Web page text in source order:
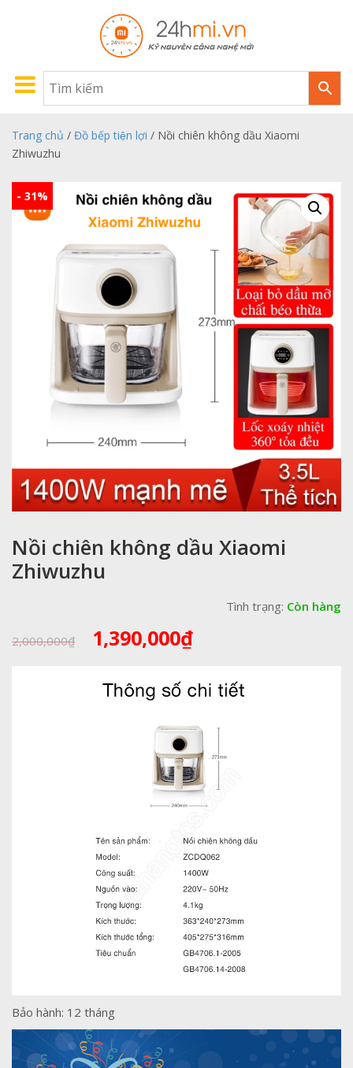
Trang chủ / Đồ bếp tiện lợi / Nồi chiên không dầu Xiaomi
Zhiwuzhu
- 31%
Nồi chiên không dầu Xiaomi
Zhiwuzhu
Tình trạng: Còn hàng
2,000,000₫ Giá
gốc
2,000,000₫.
1,390,000₫Giá
là:
Bảo hành: 12 tháng